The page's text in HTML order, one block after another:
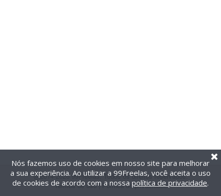
@2014-2026 99Freelas. Todos os direitos reservados.
Termos de uso| Política de privacidade
Nós fazemos uso de cookies em nosso site para melhorar
a sua experiência. Ao utilizar a 99Freelas, você aceita o uso
de cookies de acordo com a nossa política de privacidade.